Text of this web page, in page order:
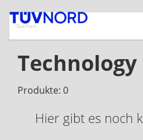
Technology
Produkte: 0
Hier gibt es noch